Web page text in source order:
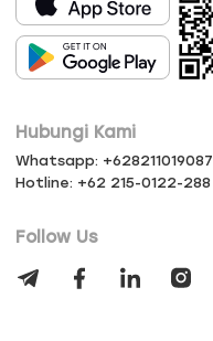
Hubungi Kami
Whatsapp: +628211019087
Hotline: +62 215-0122-288
Follow Us